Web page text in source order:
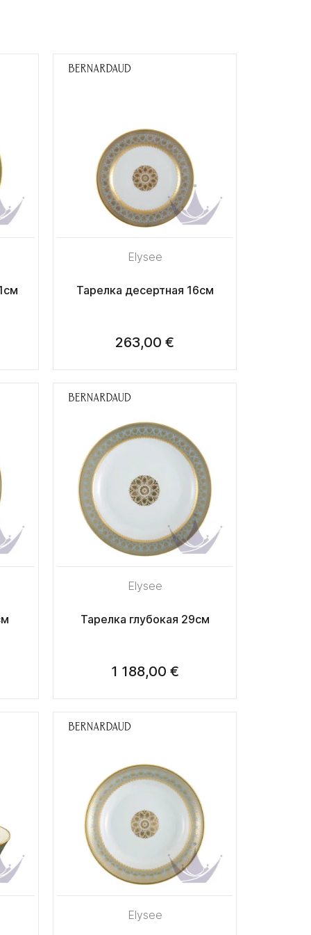
Elysee
Тарелка десертная 16см
263,00 €
Elysee
Тарелка глубокая 29см
1 188,00 €
Elysee